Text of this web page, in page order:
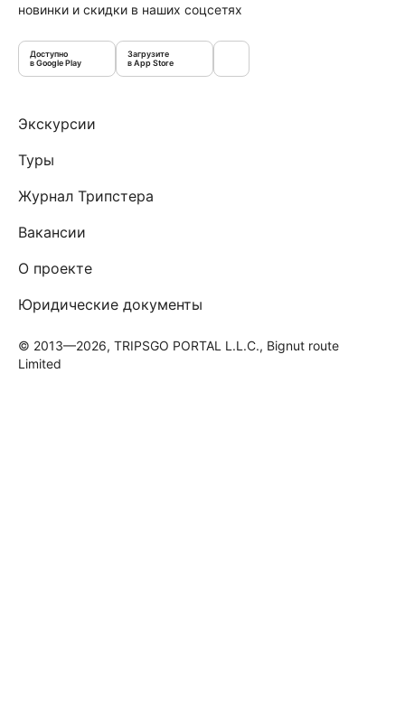
новинки и скидки в наших соцсетях
Доступно
в Google Play
Загрузите
в App Store
Экскурсии
Туры
Журнал Трипстера
Вакансии
О проекте
Юридические документы
© 2013—2026, TRIPSGO PORTAL L.L.C., Bignut route
Limited